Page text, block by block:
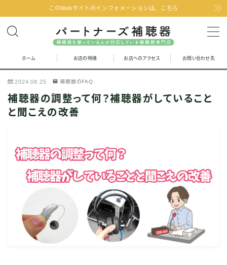
このWebサイトのインフォメーションは、こちら
MENU
お問い合わせ
お店の特徴
聞こえの改善と補聴器のFAQ
お客様の声
取り扱い補聴器
ホーム お店の特徴 お店へのアクセス お問い合わせ先
2024.08.25 補聴器のFAQ
補聴器の調整って何？補聴器がしていること
と聞こえの改善